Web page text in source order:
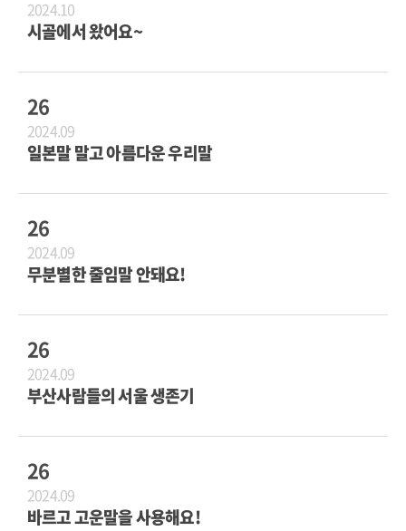
2024.10
시골에서 왔어요~
26
2024.09
일본말 말고 아름다운 우리말
26
2024.09
무분별한 줄임말 안돼요!
26
2024.09
부산사람들의 서울 생존기
26
2024.09
바르고 고운말을 사용해요!